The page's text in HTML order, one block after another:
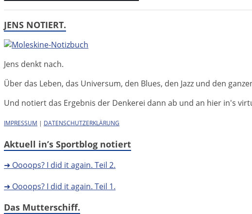
JENS NOTIERT.
Jens denkt nach.
Über das Leben, das Universum, den Blues, den Jazz und den
Und notiert das Ergebnis der Denkerei dann ab und an hier in's
IMPRESSUM | DATENSCHUTZERKLÄRUNG
Aktuell in’s Sportblog notiert
➜ Oooops? I did it again. Teil 2.
➜ Oooops? I did it again. Teil 1.
Das Mutterschiff.